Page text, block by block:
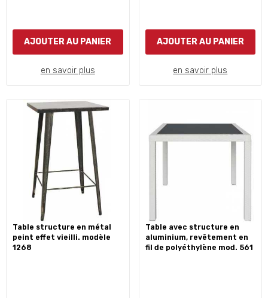
AJOUTER AU PANIER
en savoir plus
AJOUTER AU PANIER
en savoir plus
table structure en métal
peint effet vieilli. modèle
1268
table avec structure en
aluminium, revêtement en
fil de polyéthylène mod. 561